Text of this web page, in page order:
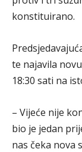
konstituirano.
te najavila
18:30 sati na
– Vijeće nije
bio je jedan
nas čeka nova